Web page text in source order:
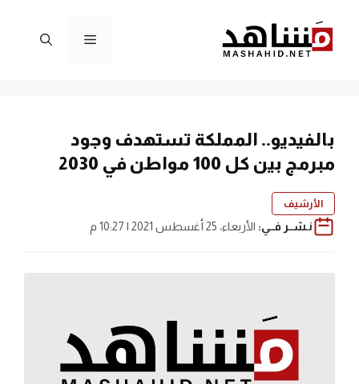
المحتوى
القائمة
بالفيديو.. المملكة تستهدف وجود
مبرمج بين كل 100 مواطن في 2030
الأرشيف
نـشــر فــي: الأربعاء، 25 أغسطس 2021 | 10:27 م